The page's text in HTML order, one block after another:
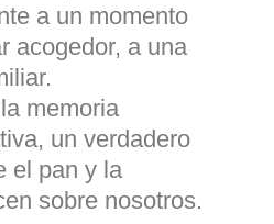
a un momento
acogedor, a una
memoria
un verdadero
el pan y la
sobre nosotros.